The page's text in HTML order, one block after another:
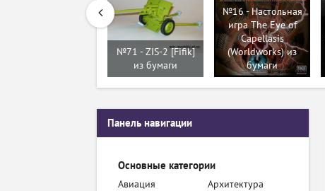
№71 - ZIS-2 [Fifik]
из бумаги
№16 - Настольная
игра The Eye of
Capellasis
(Worldworks) из
бумаги
Панель навигации
Основные категории
Авиация
Архитектура